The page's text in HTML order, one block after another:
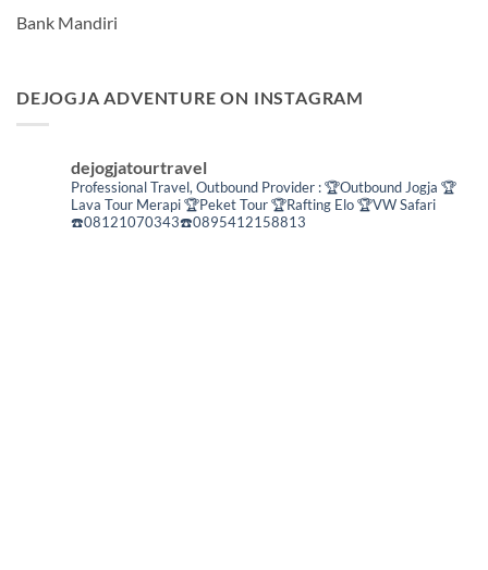
Bank Mandiri
DEJOGJA ADVENTURE ON INSTAGRAM
dejogjatourtravel
Professional Travel, Outbound Provider :🏆Outbound Jogja 🏆
Lava Tour Merapi🏆Peket Tour🏆Rafting Elo🏆VW Safari
☎️08121070343☎️0895412158813